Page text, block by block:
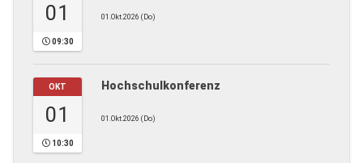
01
09:30
01.Okt.2026 (Do)
OKT
01
10:30
Hochschulkonferenz
01.Okt.2026 (Do)